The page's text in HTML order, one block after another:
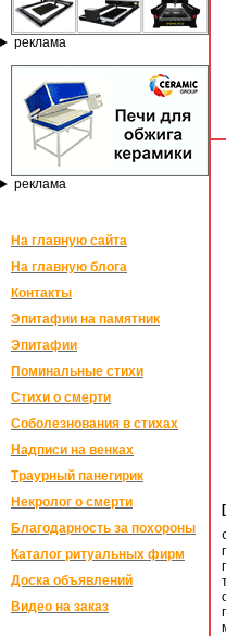
реклама
реклама
На главную сайта
На главную блога
Контакты
Эпитафии на памятник
Эпитафии
Поминальные стихи
Стихи о смерти
Соболезнования в стихах
Надписи на венках
Траурный панегирик
Некролог о смерти
Благодарность за похороны
Каталог ритуальных фирм
Доска объявлений
Видео на заказ